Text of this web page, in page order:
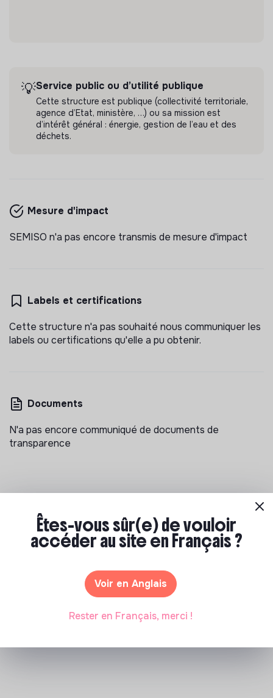
💡Service public ou d’utilité publique
Cette structure est publique (collectivité territoriale,
agence d’Etat, ministère, …) ou sa mission est
d’intérêt général : énergie, gestion de l’eau et des
déchets.
Mesure d'impact
SEMISO n'a pas encore transmis de mesure d'impact
Labels et certifications
Cette structure n'a pas souhaité nous communiquer les
labels ou certifications qu'elle a pu obtenir.
Documents
N'a pas encore communiqué de documents de
transparence
Les entreprises à impact positif et associations qui
SEMISO recrutement
Êtes-vous sûr(e) de vouloir
accéder au site en Français ?
Voir en Anglais
Rester en Français, merci !